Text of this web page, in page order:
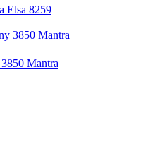
Elsa 8259
Mantra